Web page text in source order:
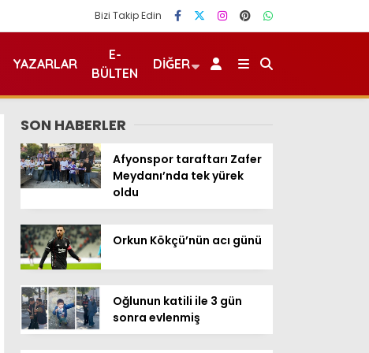
Bizi Takip Edin
YAZARLAR
E-
BÜLTEN
DIĞER
SON HABERLER
Afyonspor taraftarı Zafer
Meydanı’nda tek yürek
oldu
Orkun Kökçü’nün acı günü
Oğlunun katili ile 3 gün
sonra evlenmiş